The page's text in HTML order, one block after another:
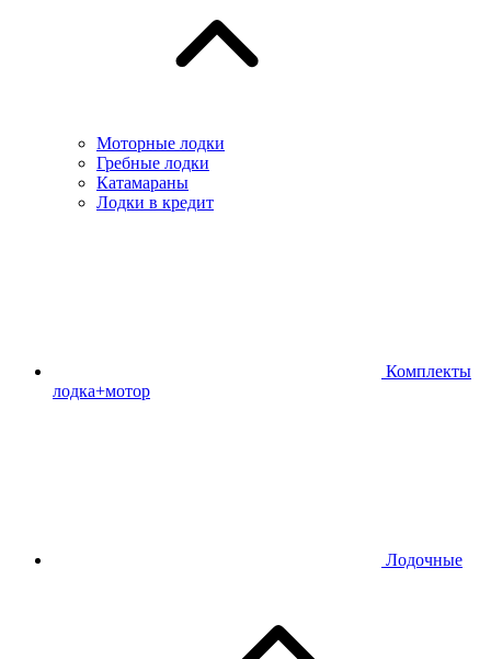
Моторные лодки
Гребные лодки
Катамараны
Лодки в кредит
Комплекты
лодка+мотор
Лодочные